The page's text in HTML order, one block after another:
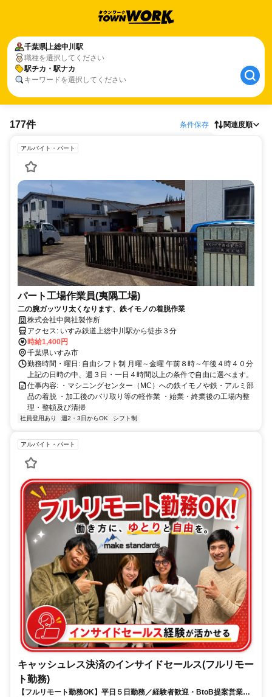
千葉県上総中川駅
職種を選択してください
駅チカ・駅ナカ
キーワードを選択してください
177件 条件保存 関連度順
アルバイト・パート
パート工場作業員(夷隅工場)
二の腕ガッツリ太くなります、鉄イモノの着脱作業
株式会社中興社製作所
アクセス: いすみ鉄道上総中川駅から徒歩３分
時給1,400円
千葉県いすみ市
勤務時間・曜日: 自由シフト制 月曜～金曜 午前８時～午後４時４０分
上記の日時の中、週３日・一日４時間以上の条件で自由に選べます。
仕事内容: ・マシニングセンター（MC）への鉄イモノや鉄・アルミ部
品の着脱 ・加工後のバリ取り等の軽作業 ・始業・終業後の工場内整
理・整頓及び清掃
社員登用あり 週2・3日からOK シフト制
アルバイト・パート
キャッシュレス決済のインサイドセールス(フルリモー
ト勤務)
【フルリモート勤務OK】平日５日勤務／経験者歓迎・BtoB提案営業で